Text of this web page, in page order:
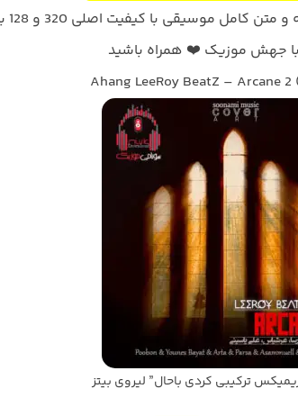
به همراه پخش آنلاین ترانه
Ahang LeeRoy BeatZ – Arcane